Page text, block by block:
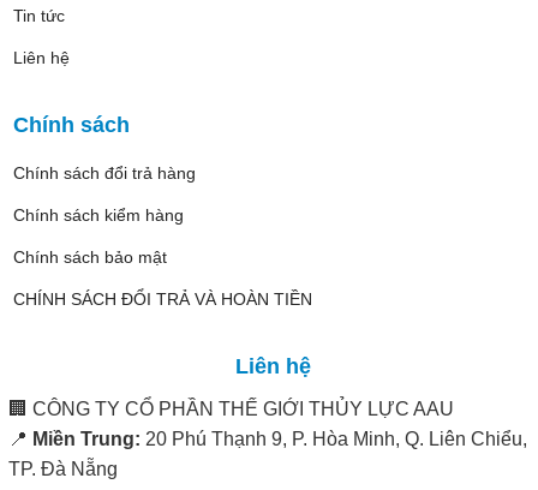
Tin tức
Liên hệ
Chính sách
Chính sách đổi trả hàng
Chính sách kiểm hàng
Chính sách bảo mật
CHÍNH SÁCH ĐỔI TRẢ VÀ HOÀN TIỀN
Liên hệ
🏢 CÔNG TY CỔ PHẦN THẾ GIỚI THỦY LỰC AAU
📍 Miền Trung: 20 Phú Thạnh 9, P. Hòa Minh, Q. Liên Chiểu,
TP. Đà Nẵng